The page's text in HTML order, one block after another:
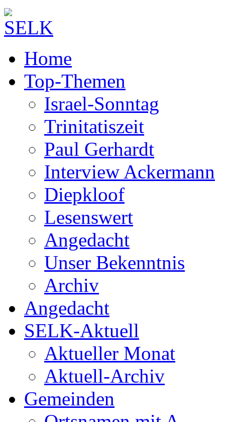
Home
Top-Themen
Israel-Sonntag
Trinitatiszeit
Paul Gerhardt
Interview Ackermann
Diepkloof
Lesenswert
Angedacht
Unser Bekenntnis
Archiv
Angedacht
SELK-Aktuell
Aktueller Monat
Aktuell-Archiv
Gemeinden